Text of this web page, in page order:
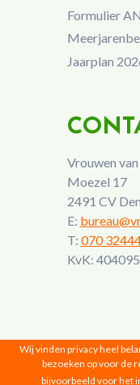
Formulier
Jaarplan
Vrouwen
Moezel 17
2491 CV
E:
T: 070
KvK:
Vrouwen van
Wij vinden privacy heel
bezoeken op voor de
bijvoorbeeld voor het